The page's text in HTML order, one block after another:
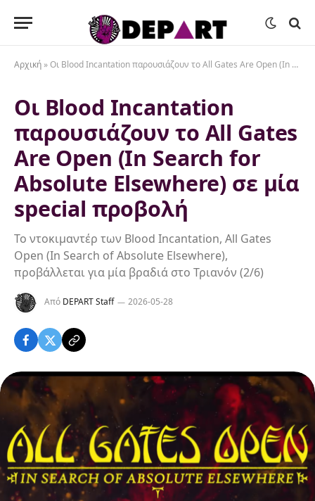
Αρχική »Οι Blood Incantation παρουσιάζουν το All Gates Are Open (In Search for Absolute Elsewhere) σε μία special προβολή
Οι Blood Incantation
παρουσιάζουν το All Gates
Are Open (In Search for
Absolute Elsewhere) σε μία
special προβολή
Το ντοκιμαντέρ των Blood Incantation, All Gates
Open (In Search of Absolute Elsewhere),
προβάλλεται για μία βραδιά στο Τριανόν (2/6)
Από DEPART Staff 2026-05-28